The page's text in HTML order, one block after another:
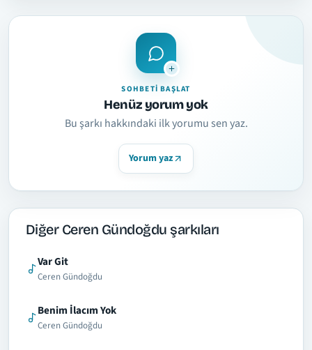
SOHBETI BAŞLAT
Henüz yorum yok
Bu şarkı hakkındaki ilk yorumu sen yaz.
Yorum yaz
Diğer Ceren Gündoğdu şarkıları
Var Git
Ceren Gündoğdu
Benim İlacım Yok
Ceren Gündoğdu